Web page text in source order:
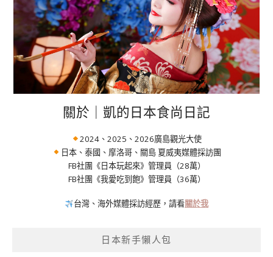
關於｜凱的日本食尚日記
2024、2025、2026廣島觀光大使
日本、泰國、摩洛哥、關島 夏威夷媒體採訪團
FB社團《日本玩起來》管理員（28萬）
FB社團《我愛吃到飽》管理員（36萬）
台灣、海外媒體採訪經歷，請看關於我
日本新手懶人包